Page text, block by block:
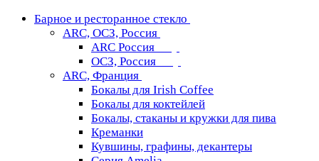
Барное и ресторанное стекло
ARC, ОСЗ, Россия
ARC Россия
ОСЗ, Россия
ARC, Франция
Бокалы для Irish Coffee
Бокалы для коктейлей
Бокалы, стаканы и кружки для пива
Креманки
Кувшины, графины, декантеры